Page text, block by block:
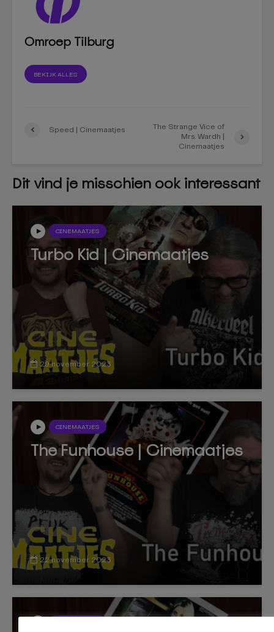
Omroep Tilburg
BEKIJK ALLES
Speed | Cinemaatjes
The Strange Vice of
Mrs. Wardh |
Cinemaatjes
Dit vind je misschien ook interessant
CINEMAATJES
Turbo Kid | Cinemaatjes
29 november 2023
CINEMAATJES
The Funhouse | Cinemaatjes
22 november 2023